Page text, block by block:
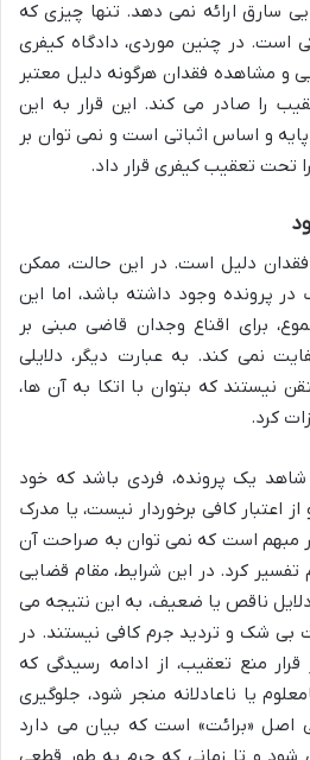
سارق ارائه نمی دهد. تنها چیزی که
است. در چنین موردی، دادگاه کیفری
و مشاهده فقدان هرگونه دلیل معتبر
را صادر می کند. این قرار به این
و اساس اثباتی است و نمی توان بر
تعقیب کیفری قرار داد.
دلیل است. در این حالت، ممکن
پرونده وجود داشته باشد، اما این
برای اقناع وجدان قاضی مبنی بر
نمی کند. به عبارت دیگر، دلایلی
نیستند که بتوان با اتکا به آن ها،
کرد.
شاهد یک پرونده، فردی باشد که خود
اعتبار کافی برخوردار نیست، یا مدرک
مبهم است که نمی توان به صراحت آن
تفسیر کرد. در این شرایط، مقام قضایی
ناقص یا ضعیف، به این نتیجه می
بی شک و تردید جرم کافی نیستند. در
منع تعقیب، از ادامه رسیدگی که
یا ناعادلانه منجر شود، جلوگیری
«برائت» است که بیان می دارد